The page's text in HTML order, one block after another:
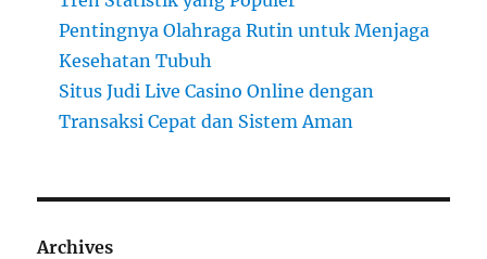
Pentingnya Olahraga Rutin untuk Menjaga
Kesehatan Tubuh
Situs Judi Live Casino Online dengan
Transaksi Cepat dan Sistem Aman
Archives